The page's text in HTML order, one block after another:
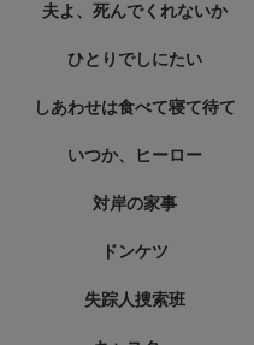
夫よ、死んでくれないか
ひとりでしにたい
しあわせは食べて寝て待て
いつか、ヒーロー
対岸の家事
ドンケツ
失踪人捜索班